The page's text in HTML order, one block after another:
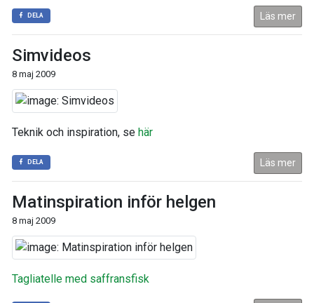
DELA Läs mer
Simvideos
8 maj 2009
Teknik och inspiration, se här
DELA Läs mer
Matinspiration inför helgen
8 maj 2009
Tagliatelle med saffransfisk